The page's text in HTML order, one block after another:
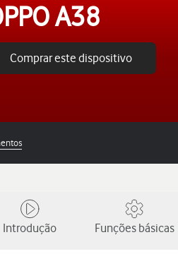
A38
Comprar este dispositivo
Introdução Funções básicas